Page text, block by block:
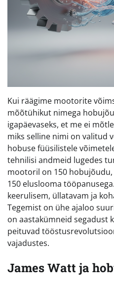
Kui räägime mootorite
mõõtühikut nimega
igapäevaseks, et me ei
miks selline nimi on valitud
hobuse füüsilistele
tehnilisi andmeid lugedes
mootoril on 150 hobujõudu,
150 eluslooma
keerulisem, üllatavam ja
Tegemist on ühe ajaloo
on aastakümneid segadust
peituvad
vajadustes.
James Watt ja